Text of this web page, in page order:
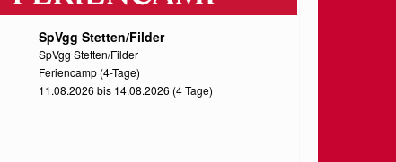
SpVgg Stetten/Filder
SpVgg Stetten/Filder
Feriencamp (4-Tage)
11.08.2026 bis 14.08.2026 (4 Tage)